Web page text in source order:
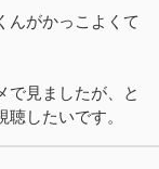
んがかっこよくて
で見ましたが、と
したいです。